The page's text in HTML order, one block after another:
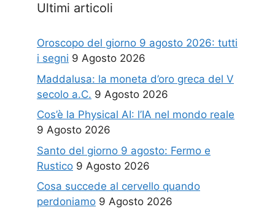
Ultimi articoli
Oroscopo del giorno 9 agosto 2026: tutti
i segni 9 Agosto 2026
Maddalusa: la moneta d’oro greca del V
secolo a.C. 9 Agosto 2026
Cos’è la Physical AI: l’IA nel mondo reale
9 Agosto 2026
Santo del giorno 9 agosto: Fermo e
Rustico 9 Agosto 2026
Cosa succede al cervello quando
perdoniamo 9 Agosto 2026